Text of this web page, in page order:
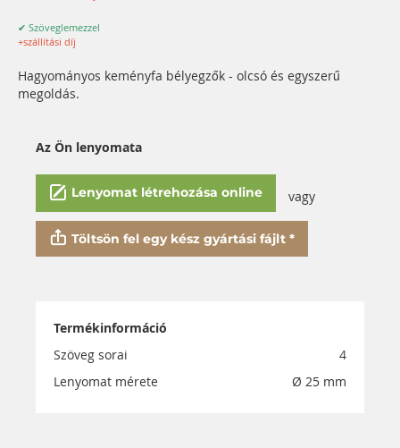
✔ Szöveglemezzel
+szállítási díj
Hagyományos keményfa bélyegzők - olcsó és egyszerű
megoldás.
Az Ön lenyomata
Lenyomat létrehozása online vagy
Töltsön fel egy kész gyártási fájlt *
Termékinformáció
Szöveg sorai
4
Lenyomat mérete
Ø 25 mm